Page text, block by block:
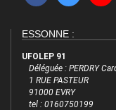
ESSONNE :
UFOLEP 91
Déléguée : PERDRY
1 RUE PASTEUR
91000 EVRY
tel : 0160750199